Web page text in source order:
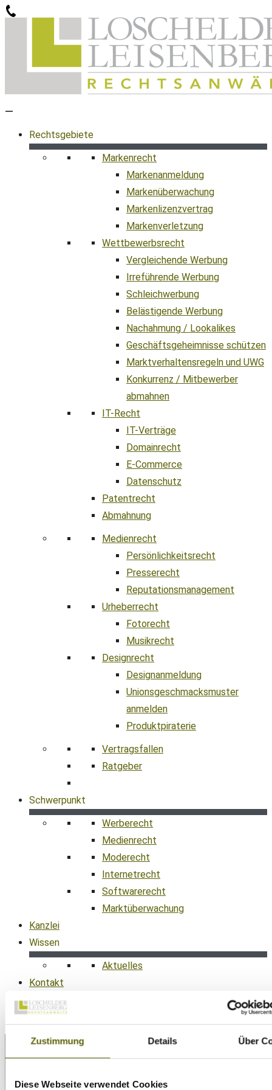
Zustimmung Details Über
Diese Webseite verwendet Cookies
Zum
Rechtsgebiete
Markenrecht
Markenanmeldung
Markenüberwachung
Markenlizenzvertrag
Markenverletzung
Wettbewerbsrecht
Vergleichende Werbung
Irreführende Werbung
Schleichwerbung
Belästigende Werbung
Nachahmung / Lookalikes
Geschäftsgeheimnisse schützen
Marktverhaltensregeln und UWG
Konkurrenz / Mitbewerber
abmahnen
IT-Recht
IT-Verträge
Domainrecht
E-Commerce
Datenschutz
Patentrecht
Abmahnung
Medienrecht
Persönlichkeitsrecht
Presserecht
Reputationsmanagement
Urheberrecht
Fotorecht
Musikrecht
Designrecht
Designanmeldung
Unionsgeschmacksmuster
anmelden
Produktpiraterie
Vertragsfallen
Ratgeber
Schwerpunkt
Werberecht
Medienrecht
Moderecht
Internetrecht
Softwarerecht
Marktüberwachung
Kanzlei
Wissen
Aktuelles
Kontakt
089 38 666 070
office@ll-ip.com